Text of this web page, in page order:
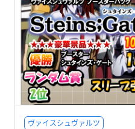
ヴァイスシュヴァルツ